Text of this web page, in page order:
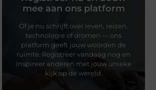
mee aan ons platform
Of je nu schrijft over leven, reizen,
technologie of dromen — ons
platform geeft jouw woorden de
ruimte. Registreer vandaag nog en
inspireer anderen met jouw unieke
kijk op de wereld.